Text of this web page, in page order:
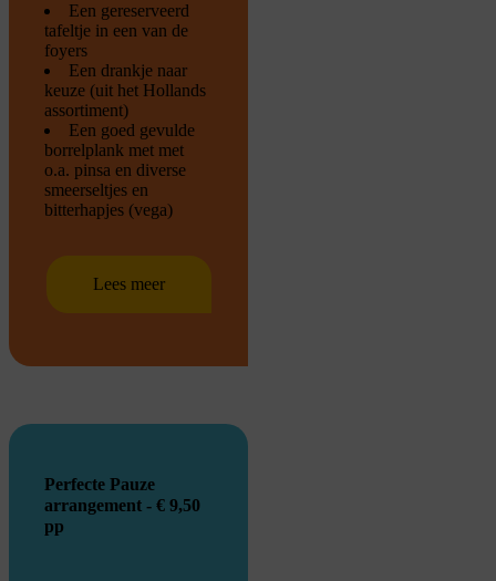
Een gereserveerd
tafeltje in een van de
foyers
Een drankje naar
keuze (uit het Hollands
assortiment)
Een goed gevulde
borrelplank met met
o.a. pinsa en diverse
smeerseltjes en
bitterhapjes (vega)
Lees meer
Perfecte Pauze
arrangement - € 9,50
pp